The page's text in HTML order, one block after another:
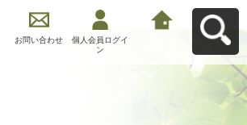
お問い合わせ
個人会員ログイ
ン